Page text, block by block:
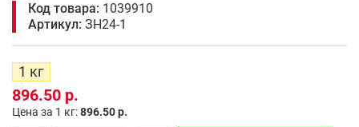
Код товара: 1039910
Артикул: ЗН24-1
1 кг
896.50 р.
Цена за 1 кг:896.50 р.